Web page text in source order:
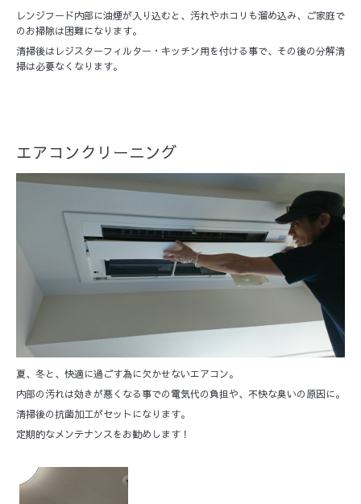
レンジフード内部に油煙が入り込むと、汚れやホコリも溜め込み、ご家庭で
のお掃除は困難になります。
清掃後はレジスターフィルター・キッチン用を付ける事で、その後の分解清
掃は必要なくなります。
エアコンクリーニング
夏、冬と、快適に過ごす為に欠かせないエアコン。
内部の汚れは効きが悪くなる事での電気代の負担や、不快な臭いの原因に。
清掃後の抗菌加工がセットになります。
定期的なメンテナンスをお勧めします！